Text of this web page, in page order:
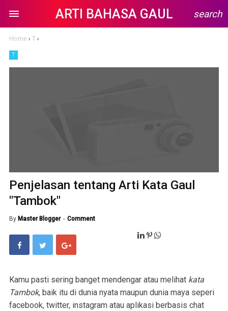
ARTI BAHASA GAUL search
Home › T›
T
Penjelasan tentang Arti Kata Gaul
"Tambok"
By Master Blogger Comment
Kamu pasti sering banget mendengar atau melihat kata
Tambok, baik itu di dunia nyata maupun dunia maya seperi
facebook, twitter, instagram atau aplikasi berbasis chat